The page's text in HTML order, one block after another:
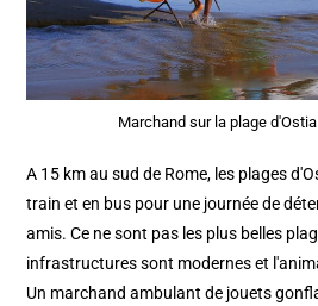
Marchand sur la plage
A 15 km au sud de Rome, les plages
train et en bus pour une journée de
amis. Ce ne sont pas les plus belles
infrastructures sont modernes et
Un marchand ambulant de jouets